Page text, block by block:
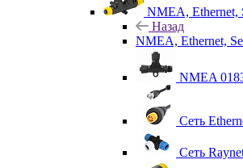
NMEA, Ethernet,
Назад
NMEA, Ethernet,
NMEA
Сеть
Сеть